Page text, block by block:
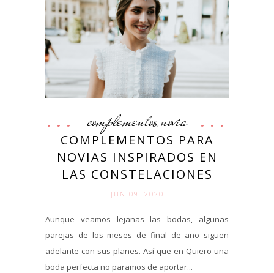
complementos ,novia
COMPLEMENTOS PARA
NOVIAS INSPIRADOS EN
LAS CONSTELACIONES
JUN 09. 2020
Aunque veamos lejanas las bodas, algunas
parejas de los meses de final de año siguen
adelante con sus planes. Así que en Quiero una
boda perfecta no paramos de aportar...